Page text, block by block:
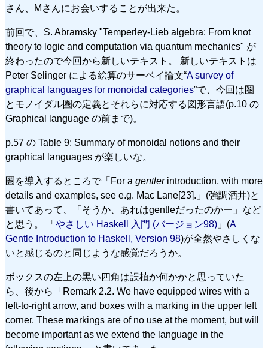
さん、Mさんにお会いすることが出来た。
前回で、S. Abramsky "Temperley-Lieb algebra: From knot
theory to logic and computation via quantum mechanics" が
終わったので今回から新しいテキスト。 新しいテキストは
Peter Selinger による絵算のサーベイ論文“A survey of
graphical languages for monoidal categories”で、今回は圏
とモノイダル圏の定義とそれらに対応する図形言語(p.10 の
Graphical language の前まで)。
p.57 の Table 9: Summary of monoidal notions and their
graphical languages が楽しいな。
圏を導入するところで「For a gentlerintroduction, with more
details and examples, see e.g. Mac Lane[23].」(強調酒井)と
書いてあって、「そうか、あれはgentleだったのかー」など
と思う。 「 やさしい Haskell 入門 (バージョン98) 」(A
Gentle Introduction to Haskell, Version 98)が全然やさしくな
いと感じるのと同じような感覚だろうか。
ボックスの左上の黒い四角は誤植か何かかと思っていた
ら、後から「Remark 2.2. We have equipped wires with a
left-to-right arrow, and boxes with a marking in the upper left
corner. These markings are of no use at the moment, but will
become important as we extend the language in the